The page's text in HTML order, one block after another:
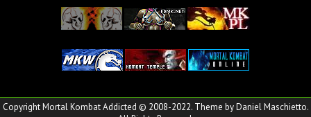
Copyright Mortal Kombat Addicted © 2008-2022. Theme by Daniel Maschietto.